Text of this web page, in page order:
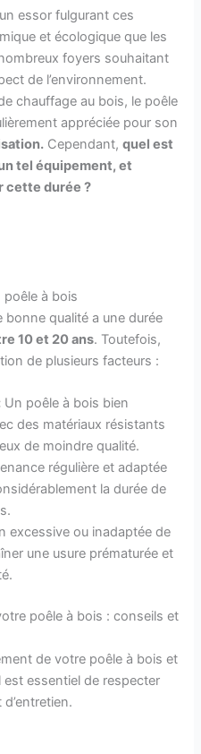
essor fulgurant ces
et écologique que les
foyers souhaitant
de l’environnement.
chauffage au bois, le poêle
appréciée pour son
Cependant,quel est
tel équipement, et
cette durée ?
poêle à bois
bonne qualité a une durée
10 et 20 ans. Toutefois,
de plusieurs facteurs :
Un poêle à bois bien
des matériaux résistants
de moindre qualité.
régulière et adaptée
la durée de
excessive ou inadaptée de
une usure prématurée et
poêle à bois : conseils et
de votre poêle à bois et
essentiel de respecter